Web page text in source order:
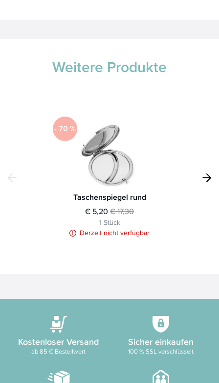
Weitere Produkte
Taschenspiegel rund
- 70 %
€ 5,20 € 17,30
1 Stück
Derzeit nicht verfügbar
Kostenloser Versand
ab 85 € Bestellwert
Sicher einkaufen
100 % SSL verschlüsselt